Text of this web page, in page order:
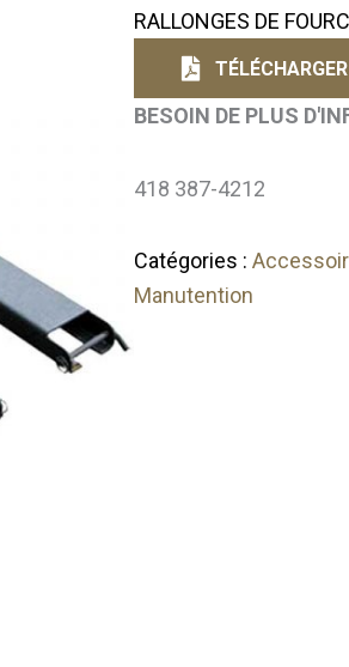
RALLONGES DE
BESOIN DE PLUS
418 387-4212
Catégories :
Manutention